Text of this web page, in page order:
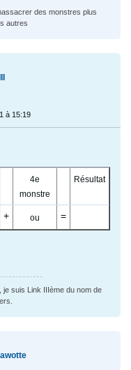
des monstres plus
autres
à 15:19
4e
monstre
Résultat
+ ou =
je suis Link IIIème du nom de